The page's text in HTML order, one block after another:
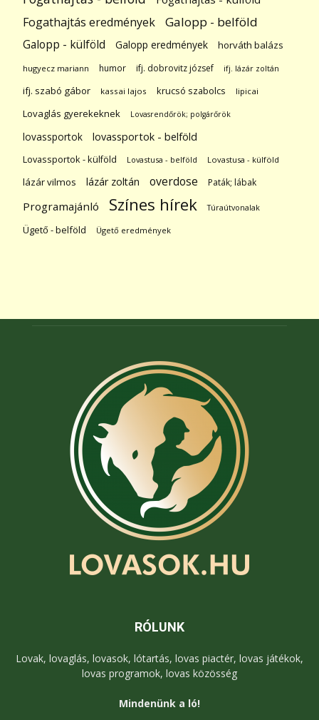
Fogathajtás eredmények Galopp - belföld
Galopp - külföld Galopp eredmények horváth balázs
hugyecz mariann humor ifj. dobrovitz józsef ifj. lázár zoltán
ifj. szabó gábor kassai lajos krucsó szabolcs lipicai
Lovaglás gyerekeknek Lovasrendőrök; polgárőrök
lovassportok lovassportok - belföld
Lovassportok - külföld Lovastusa - belföld Lovastusa - külföld
lázár vilmos lázár zoltán overdose Paták; lábak
Programajánló Színes hírek Túraútvonalak
Ügető - belföld Ügető eredmények
RÓLUNK
Lovak, lovaglás, lovasok, lótartás, lovas piactér, lovas játékok,
lovas programok, lovas közösség
Mindenünk a ló!